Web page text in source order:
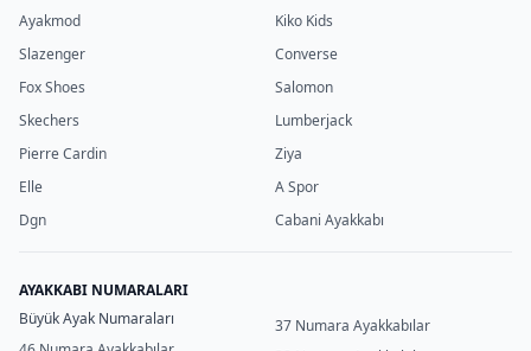
Ayakmod
Slazenger
Fox Shoes
Skechers
Pierre Cardin
Elle
Dgn
Kiko Kids
Converse
Salomon
Lumberjack
Ziya
A Spor
Cabani Ayakkabı
AYAKKABI NUMARALARI
Büyük Ayak Numaraları
37 Numara Ayakkabılar